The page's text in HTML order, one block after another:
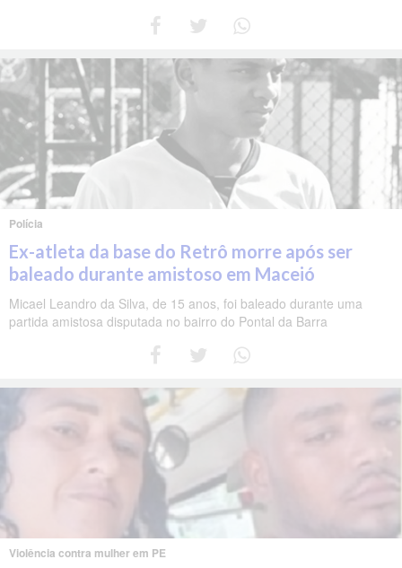
Polícia
Ex-atleta da base do Retrô morre após ser
baleado durante amistoso em Maceió
Micael Leandro da Silva, de 15 anos, foi baleado durante uma
partida amistosa disputada no bairro do Pontal da Barra
Violência contra mulher em PE